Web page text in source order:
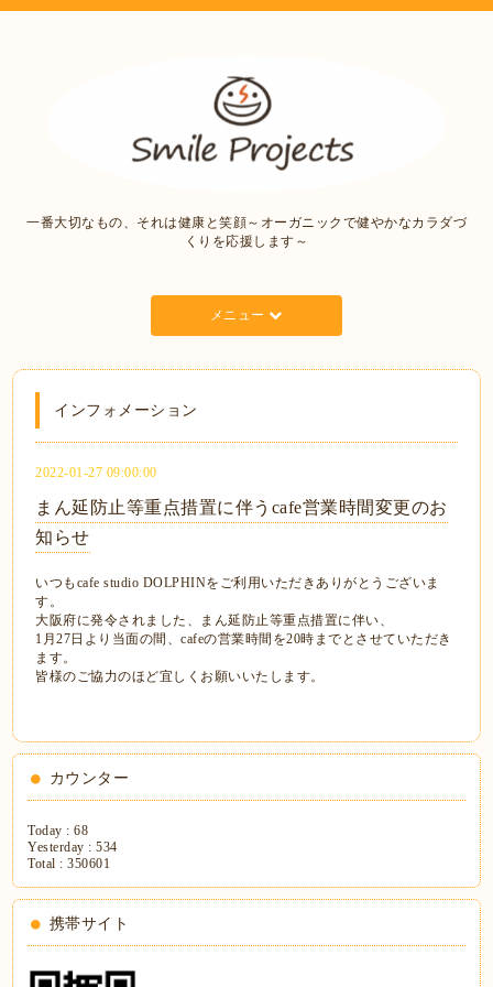
一番大切なもの、それは健康と笑顔～オーガニックで健やかなカラダづ
くりを応援します～
メニュー
インフォメーション
2022-01-27 09:00:00
まん延防止等重点措置に伴うcafe営業時間変更のお
知らせ
いつもcafe studio DOLPHINをご利用いただきありがとうございま
す。
大阪府に発令されました、まん延防止等重点措置に伴い、
1月27日より当面の間、cafeの営業時間を20時までとさせていただき
ます。
皆様のご協力のほど宜しくお願いいたします。
カウンター
Today :68
Yesterday :534
Total :350601
携帯サイト